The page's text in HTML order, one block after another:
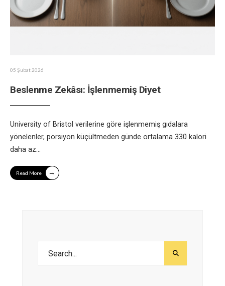
05 Şubat 2026
Beslenme Zekâsı: İşlenmemiş Diyet
University of Bristol verilerine göre işlenmemiş gıdalara
yönelenler, porsiyon küçültmeden günde ortalama 330 kalori
daha az...
Read More →